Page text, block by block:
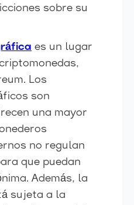
sobre su
es un lugar
Los
son
una mayor
no regulan
que puedan
Además, la
sujeta a la